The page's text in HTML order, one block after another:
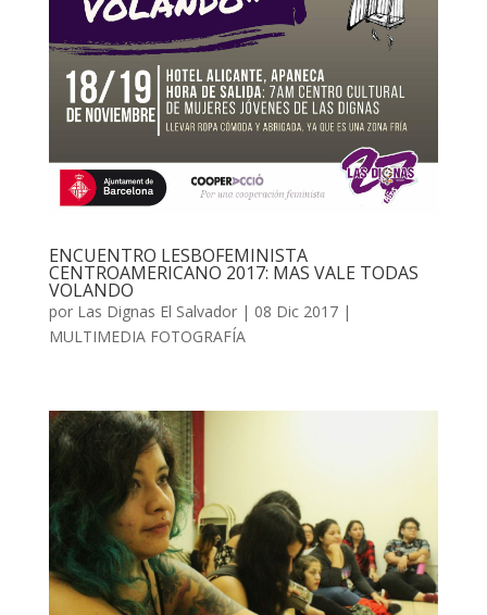
ENCUENTRO LESBOFEMINISTA
CENTROAMERICANO 2017: MAS VALE TODAS
VOLANDO
por Las Dignas El Salvador| 08 Dic 2017|
MULTIMEDIA FOTOGRAFÍA